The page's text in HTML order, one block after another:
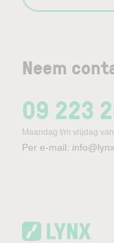
Neem
09 223
Maandag t/m vrijdag
Per e-mail: